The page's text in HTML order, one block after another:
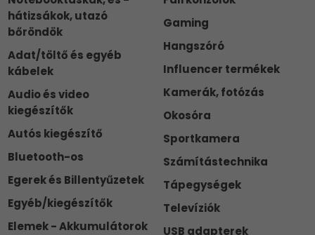
hátizsákok, utazó
bőröndök
Adat/töltő és egyéb
kábelek
Audio és video
kiegészítők
Autós kiegészítő
Bluetooth-os
Egerek és Billentyűzetek
Egyéb/kiegészítők
Elemek - Akkumulátorok
Gaming
Hangszóró
Influencer termékek
Kamerák, fotózás
Okosóra
Sportkamera
Számítástechnika
Tápegységek
Televíziók
USB adapterek